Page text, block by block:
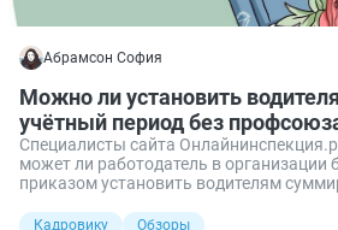
Абрамсон София
Можно ли установить
учётный период без
Специалисты сайта
может ли работодатель в организации
приказом установить водителям
Кадровику Обзоры